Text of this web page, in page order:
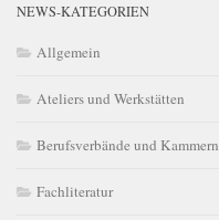
NEWS-KATEGORIEN
Allgemein
Ateliers und Werkstätten
Berufsverbände und Kammern
Fachliteratur